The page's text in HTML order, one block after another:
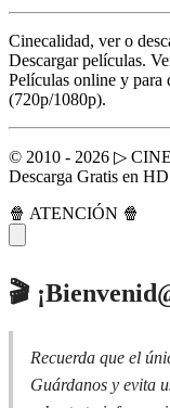
Cinecalidad, ver o
Descargar películas.
Películas online y para
(720p/1080p).
© 2010 - 2026 ▷
Descarga Gratis en
🍿 ATENCIÓN 🍿
🎬
Recuerda que el
Guárdanos y evita